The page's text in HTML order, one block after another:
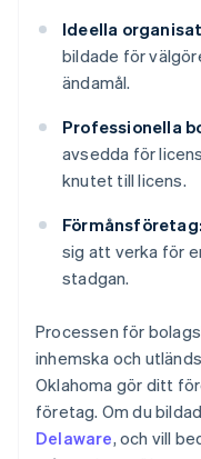
Ideella
bildade för
ändamål.
Professionella
avsedda för
knutet till licens.
Förmånsföretag:
sig att verka för
stadgan.
Processen för
inhemska och
Oklahoma gör ditt
företag. Om du
Delaware, och vill